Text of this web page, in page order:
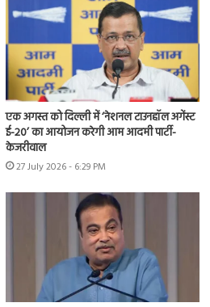
एक अगस्त को दिल्ली में ‘नेशनल टाउनहॉल अगेंस्ट
ई-20’ का आयोजन करेगी आम आदमी पार्टी-
केजरीवाल
27 July 2026 - 6:29 PM